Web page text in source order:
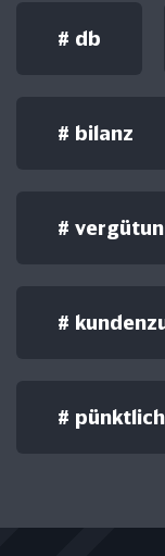
# db
# bilanz
#
#
#